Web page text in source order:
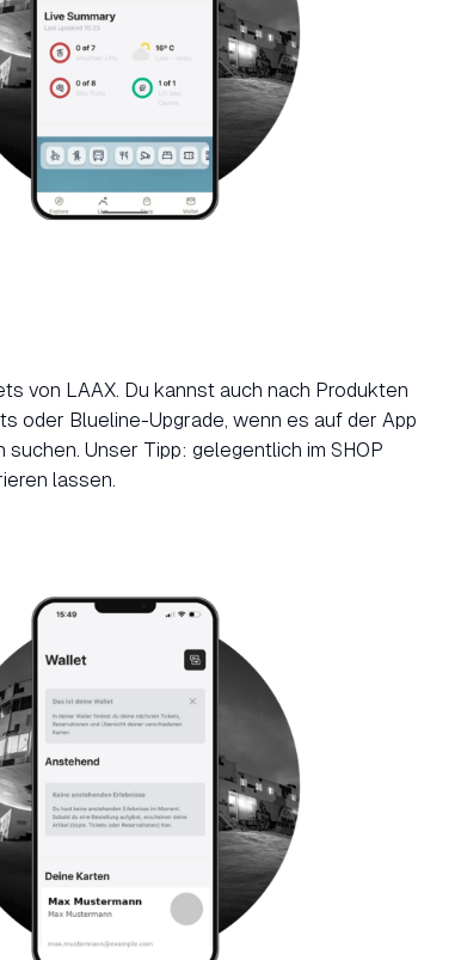
von LAAX. Du kannst auch nach Produkten
oder Blueline-Upgrade, wenn es auf der App
Unser Tipp: gelegentlich im SHOP
lassen.